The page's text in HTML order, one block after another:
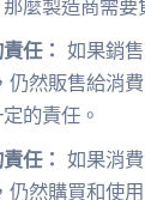
麼製造商需要
任： 如果銷
仍然販售給消
的責任。
任： 如果消
仍然購買和使